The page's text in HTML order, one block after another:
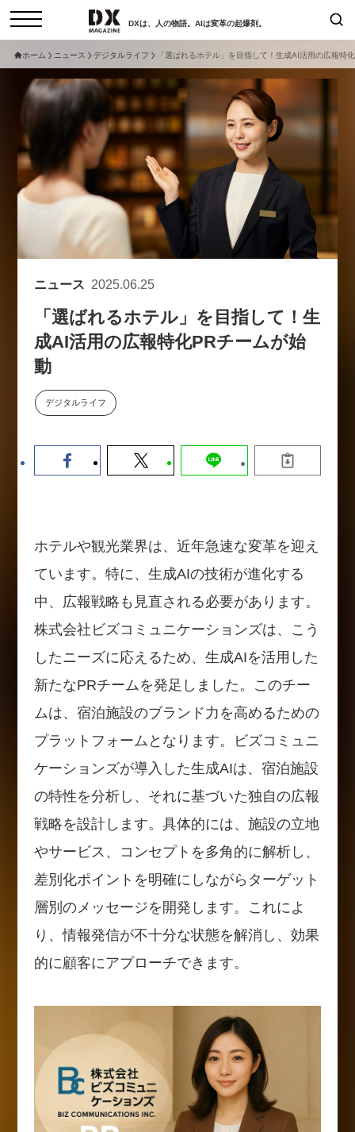
DXは、人の物語。AIは変革の起爆剤。
コラム
ニュース
サービスメニュー 日本オムニチャネル協会
トップページ
特集
サイトマップ
お問い合わせ
個人情報保護法について
採用情報
検索
現在開催予定のセミナー
【8/12開催】「イノベーションを
数値化する」～投資される事業の
学ぶ資金調達・巻き込みのリアル
2026-06-10
セミナー
ホーム ニュース デジタルライフ 「選ばれるホテル」を目指して！生成AI活用の広報特
ニュース 2025.06.25
「選ばれるホテル」を目指して！生
成AI活用の広報特化PRチームが始
動
デジタルライフ
ホテルや観光業界は、近年急速な変革を迎え
ています。特に、生成AIの技術が進化する
中、広報戦略も見直される必要があります。
株式会社ビズコミュニケーションズは、こう
したニーズに応えるため、生成AIを活用した
新たなPRチームを発足しました。このチー
ムは、宿泊施設のブランド力を高めるための
プラットフォームとなります。ビズコミュニ
ケーションズが導入した生成AIは、宿泊施設
の特性を分析し、それに基づいた独自の広報
戦略を設計します。具体的には、施設の立地
やサービス、コンセプトを多角的に解析し、
差別化ポイントを明確にしながらターゲット
層別のメッセージを開発します。これによ
り、情報発信が不十分な状態を解消し、効果
的に顧客にアプローチできます。